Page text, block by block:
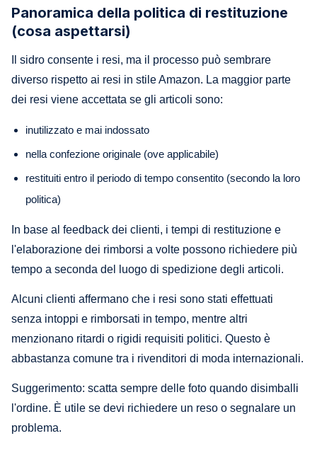
Panoramica della politica di restituzione
(cosa aspettarsi)
Il sidro consente i resi, ma il processo può sembrare
diverso rispetto ai resi in stile Amazon. La maggior parte
dei resi viene accettata se gli articoli sono:
inutilizzato e mai indossato
nella confezione originale (ove applicabile)
restituiti entro il periodo di tempo consentito (secondo la loro
politica)
In base al feedback dei clienti, i tempi di restituzione e
l'elaborazione dei rimborsi a volte possono richiedere più
tempo a seconda del luogo di spedizione degli articoli.
Alcuni clienti affermano che i resi sono stati effettuati
senza intoppi e rimborsati in tempo, mentre altri
menzionano ritardi o rigidi requisiti politici. Questo è
abbastanza comune tra i rivenditori di moda internazionali.
Suggerimento: scatta sempre delle foto quando disimballi
l'ordine. È utile se devi richiedere un reso o segnalare un
problema.